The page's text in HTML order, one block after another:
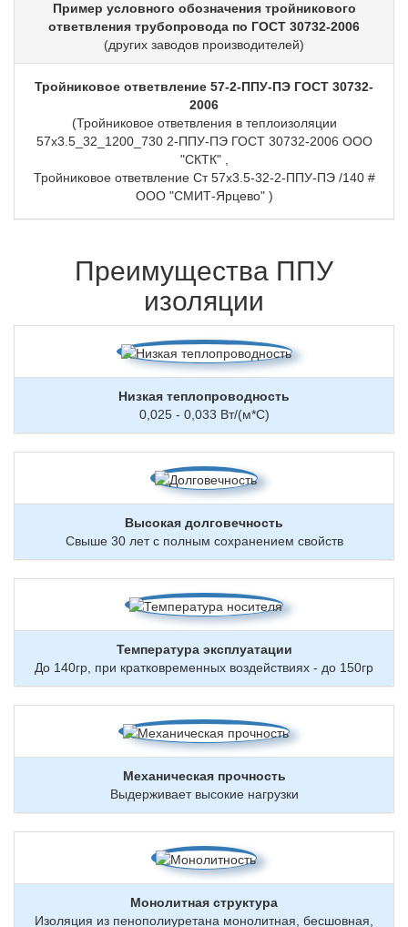
Пример условного обозначения тройникового
ответвления трубопровода по ГОСТ 30732-2006
(других заводов производителей)
Тройниковое ответвление 57-2-ППУ-ПЭ ГОСТ 30732-
2006
(Тройниковое ответвления в теплоизоляции
57х3.5_32_1200_730 2-ППУ-ПЭ ГОСТ 30732-2006 ООО
"СКТК" ,
Тройниковое ответвление Ст 57х3.5-32-2-ППУ-ПЭ /140 #
ООО "СМИТ-Ярцево" )
Преимущества ППУ
изоляции
Низкая теплопроводность
0,025 - 0,033 Вт/(м*С)
Высокая долговечность
Свыше 30 лет с полным сохранением свойств
Температура эксплуатации
До 140гр, при кратковременных воздействиях - до 150гр
Механическая прочность
Выдерживает высокие нагрузки
Монолитная структура
Изоляция из пенополиуретана монолитная, бесшовная,